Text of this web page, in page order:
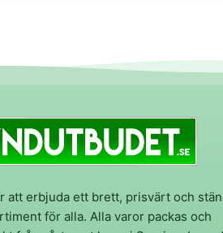
att erbjuda ett brett, prisvärt och
för alla. Alla varor packas och